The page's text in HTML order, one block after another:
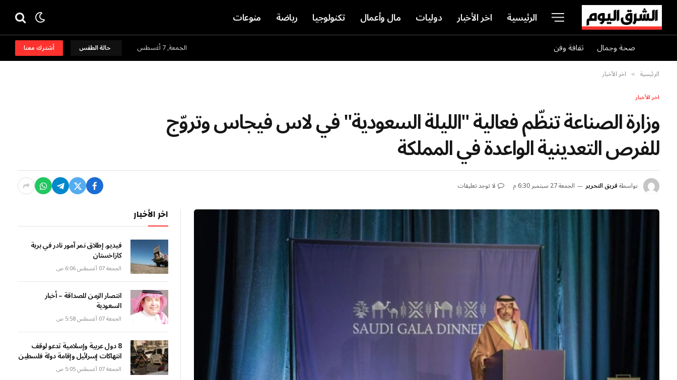
الرئيسية اخر الأخبار دوليات مال وأعمال تكنولوجيا رياضة منوعات
صحة وجمال ثقافة وفن الجمعة, 7 أغسطس حالة الطقس أشترك معنا
الرئيسية » اخر الأخبار
اخر الأخبار
وزارة الصناعة تنظّم فعالية "الليلة السعودية" في لاس فيجاس وتروّج
للفرص التعدينية الواعدة في المملكة
بواسطةفريق التحرير الجمعة 27 سبتمبر 6:30 م لا توجد تعليقات
اخر الأخبار
فيديو. إطلاق نمر آمور نادر في برية
كازاخستان
الجمعة 07 أغسطس 6:06 ص
انتصار الزمن للصداقة – أخبار
السعودية
الجمعة 07 أغسطس 5:58 ص
8 دول عربية وإسلامية تدعو لوقف
انتهاكات إسرائيل وإقامة دولة فلسطين
الجمعة 07 أغسطس 5:05 ص